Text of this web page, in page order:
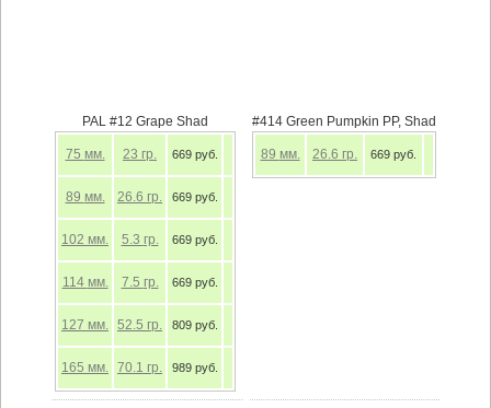
PAL #12 Grape Shad
75 мм. 23 гр. 669 руб.
89 мм. 26.6 гр. 669 руб.
102 мм. 5.3 гр. 669 руб.
114 мм. 7.5 гр. 669 руб.
127 мм. 52.5 гр. 809 руб.
165 мм. 70.1 гр. 989 руб.
#414 Green Pumpkin PP, Shad
89 мм. 26.6 гр. 669 руб.